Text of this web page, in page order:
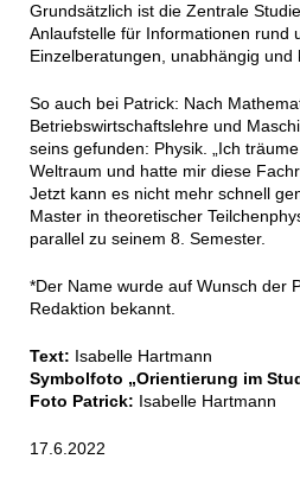
Grundsätzlich ist die Zentrale
Anlaufstelle für Informationen rund
Einzelberatungen, unabhängig und
So auch bei Patrick: Nach
Betriebswirtschaftslehre und
seins gefunden: Physik. „Ich
Weltraum und hatte mir diese
Jetzt kann es nicht mehr schnell
Master in theoretischer
parallel zu seinem 8. Semester.
*Der Name wurde auf Wunsch der
Redaktion bekannt.
Text: Isabelle Hartmann
Symbolfoto „Orientierung im
Foto Patrick: Isabelle Hartmann
17.6.2022